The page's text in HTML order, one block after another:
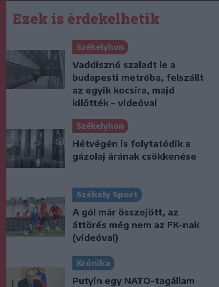
Ezek is érdekelhetik
Székelyhon
Vaddisznó szaladt le a
budapesti metróba, felszállt
az egyik kocsira, majd
kilőtték – videóval
Székelyhon
Hétvégén is folytatódik a
gázolaj árának csökkenése
Székely Sport
A gól már összejött, az
áttörés még nem az FK-nak
(videóval)
Krónika
Putyin egy NATO-tagállam